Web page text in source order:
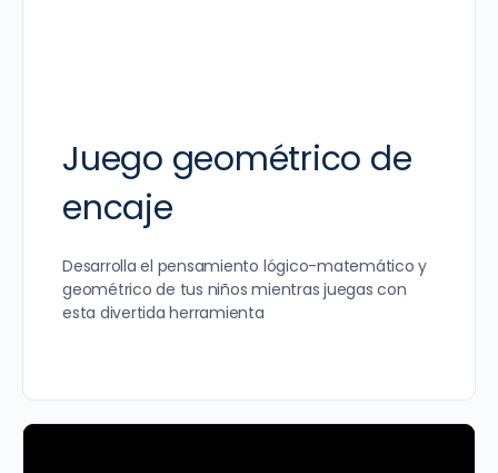
Juego geométrico de
encaje
Desarrolla el pensamiento lógico-matemático y
geométrico de tus niños mientras juegas con
esta divertida herramienta